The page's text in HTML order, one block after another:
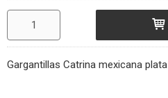
Gargantillas Catrina mexicana plata